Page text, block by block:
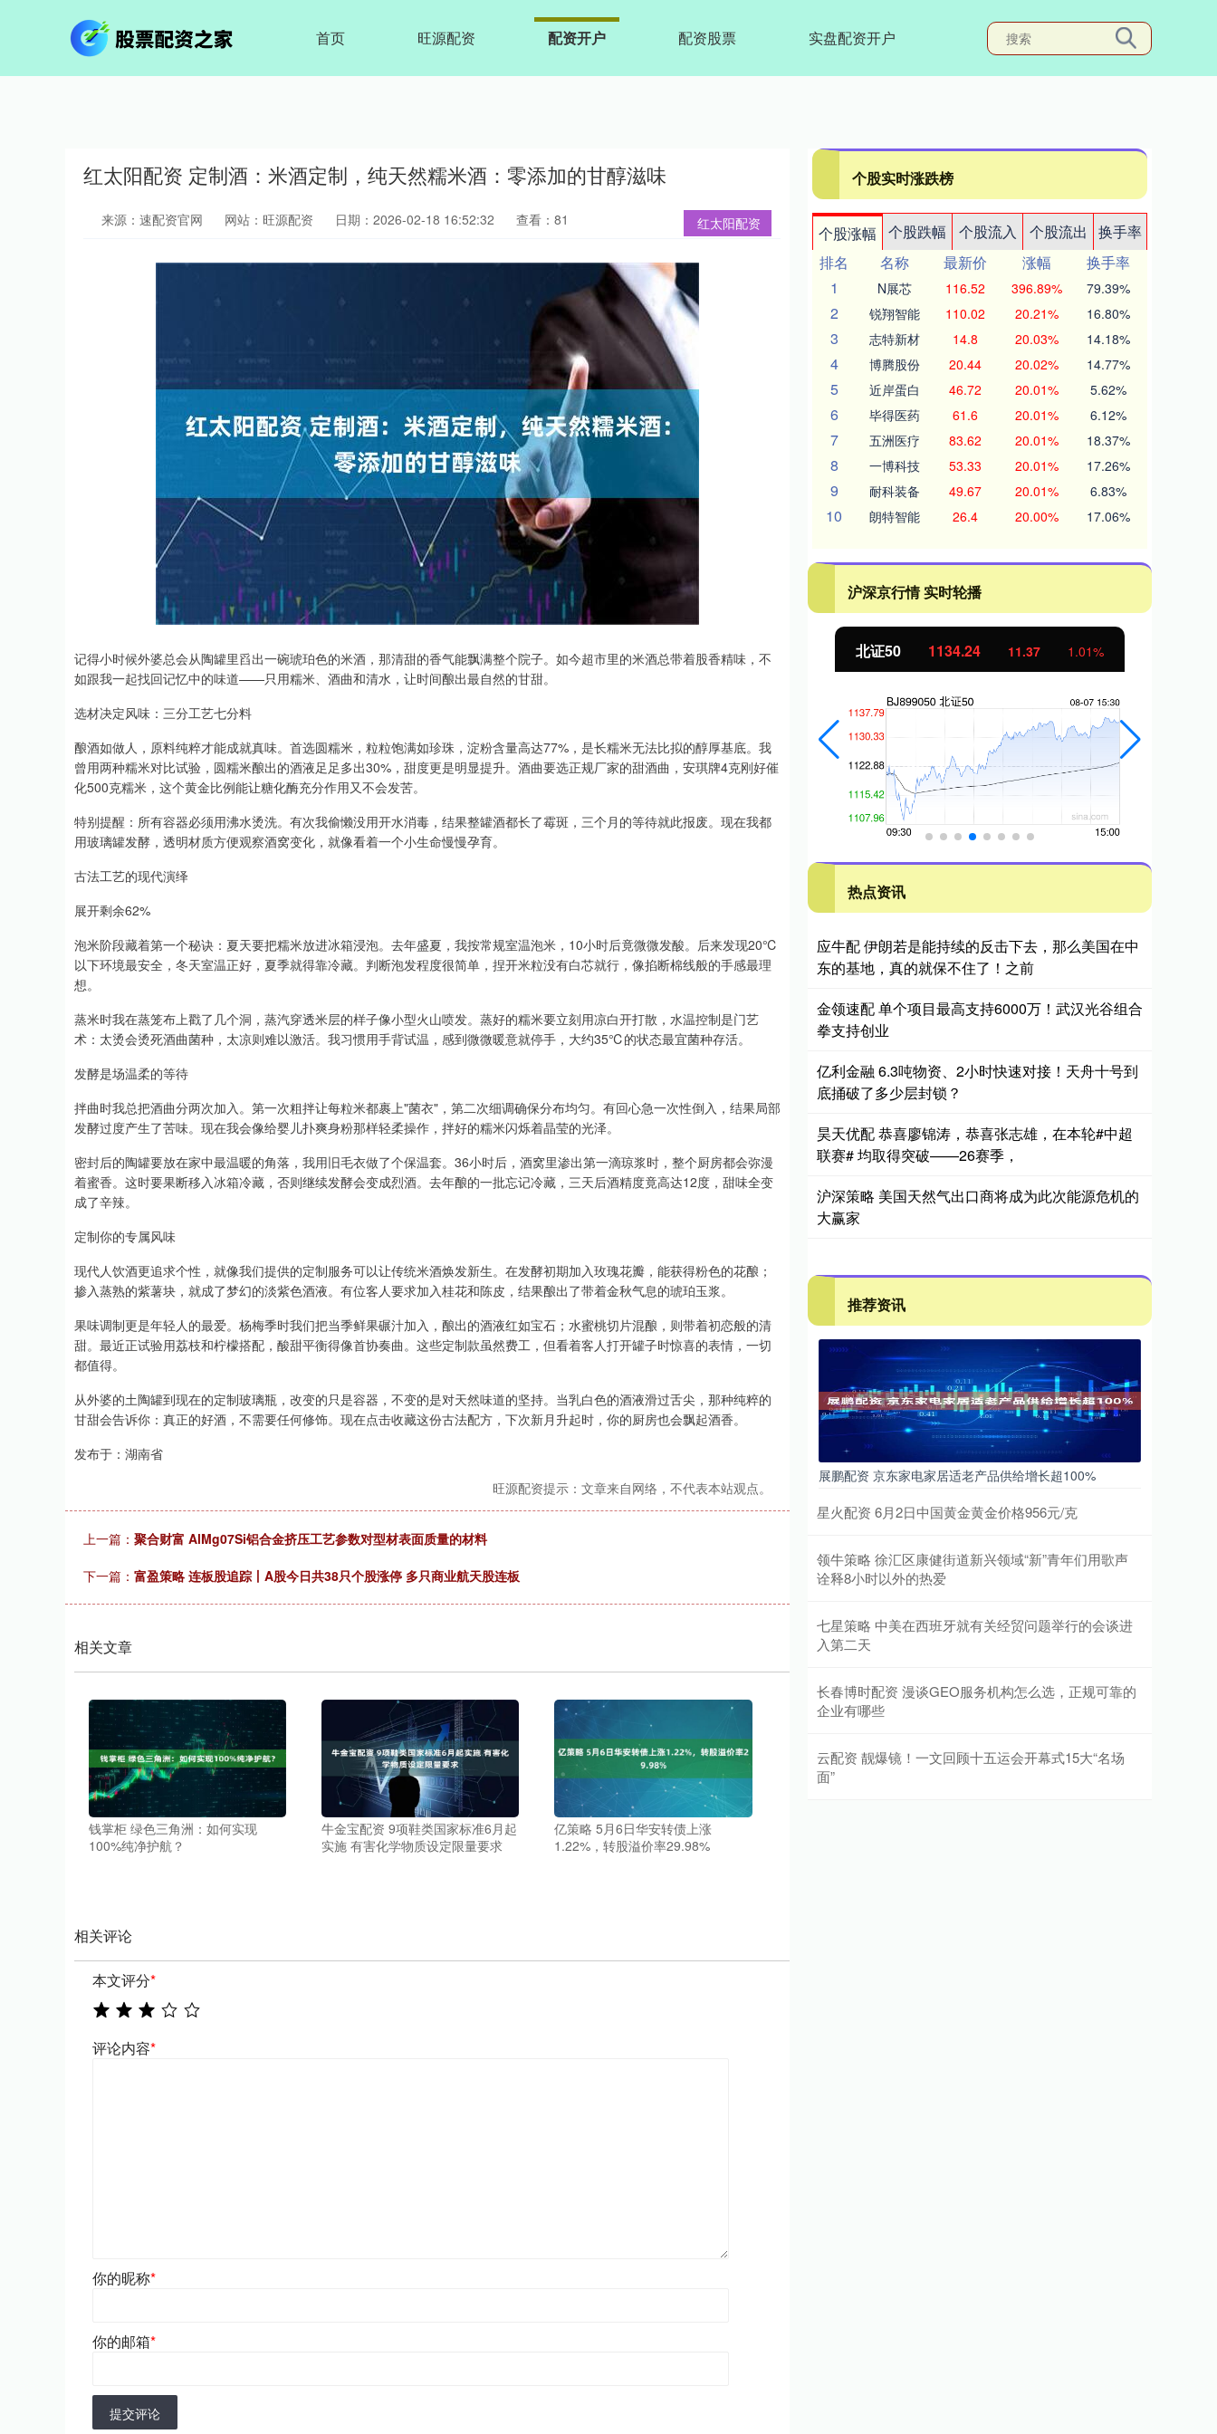
首页 旺源配资 配资开户 配资股票 实盘配资开户
红太阳配资 定制酒：米酒定制，纯天然糯米酒：零添加的甘醇滋味
红太阳配资
来源：速配资官网 网站：旺源配资 日期：2026-02-18 16:52:32 查看：81
记得小时候外婆总会从陶罐里舀出一碗琥珀色的米酒，那清甜的香气能飘满整个院子。如今超市里的米酒总带着股香精味，不
如跟我一起找回记忆中的味道——只用糯米、酒曲和清水，让时间酿出最自然的甘甜。
选材决定风味：三分工艺七分料
酿酒如做人，原料纯粹才能成就真味。首选圆糯米，粒粒饱满如珍珠，淀粉含量高达77%，是长糯米无法比拟的醇厚基底。我
曾用两种糯米对比试验，圆糯米酿出的酒液足足多出30%，甜度更是明显提升。酒曲要选正规厂家的甜酒曲，安琪牌4克刚好催
化500克糯米，这个黄金比例能让糖化酶充分作用又不会发苦。
特别提醒：所有容器必须用沸水烫洗。有次我偷懒没用开水消毒，结果整罐酒都长了霉斑，三个月的等待就此报废。现在我都
用玻璃罐发酵，透明材质方便观察酒窝变化，就像看着一个小生命慢慢孕育。
古法工艺的现代演绎
展开剩余62%
泡米阶段藏着第一个秘诀：夏天要把糯米放进冰箱浸泡。去年盛夏，我按常规室温泡米，10小时后竟微微发酸。后来发现20℃
以下环境最安全，冬天室温正好，夏季就得靠冷藏。判断泡发程度很简单，捏开米粒没有白芯就行，像掐断棉线般的手感最理
想。
蒸米时我在蒸笼布上戳了几个洞，蒸汽穿透米层的样子像小型火山喷发。蒸好的糯米要立刻用凉白开打散，水温控制是门艺
术：太烫会烫死酒曲菌种，太凉则难以激活。我习惯用手背试温，感到微微暖意就停手，大约35℃的状态最宜菌种存活。
发酵是场温柔的等待
拌曲时我总把酒曲分两次加入。第一次粗拌让每粒米都裹上"菌衣"，第二次细调确保分布均匀。有回心急一次性倒入，结果局部
发酵过度产生了苦味。现在我会像给婴儿扑爽身粉那样轻柔操作，拌好的糯米闪烁着晶莹的光泽。
密封后的陶罐要放在家中最温暖的角落，我用旧毛衣做了个保温套。36小时后，酒窝里渗出第一滴琼浆时，整个厨房都会弥漫
着蜜香。这时要果断移入冰箱冷藏，否则继续发酵会变成烈酒。去年酿的一批忘记冷藏，三天后酒精度竟高达12度，甜味全变
成了辛辣。
定制你的专属风味
现代人饮酒更追求个性，就像我们提供的定制服务可以让传统米酒焕发新生。在发酵初期加入玫瑰花瓣，能获得粉色的花酿；
掺入蒸熟的紫薯块，就成了梦幻的淡紫色酒液。有位客人要求加入桂花和陈皮，结果酿出了带着金秋气息的琥珀玉浆。
果味调制更是年轻人的最爱。杨梅季时我们把当季鲜果碾汁加入，酿出的酒液红如宝石；水蜜桃切片混酿，则带着初恋般的清
甜。最近正试验用荔枝和柠檬搭配，酸甜平衡得像首协奏曲。这些定制款虽然费工，但看着客人打开罐子时惊喜的表情，一切
都值得。
从外婆的土陶罐到现在的定制玻璃瓶，改变的只是容器，不变的是对天然味道的坚持。当乳白色的酒液滑过舌尖，那种纯粹的
甘甜会告诉你：真正的好酒，不需要任何修饰。现在点击收藏这份古法配方，下次新月升起时，你的厨房也会飘起酒香。
发布于：湖南省
旺源配资提示：文章来自网络，不代表本站观点。
上一篇： 聚合财富 AlMg07Si铝合金挤压工艺参数对型材表面质量的材料
下一篇： 富盈策略 连板股追踪丨A股今日共38只个股涨停 多只商业航天股连板
相关文章
钱掌柜 绿色三角洲：如何实现
100%纯净护航？
牛金宝配资 9项鞋类国家标准6月起
实施 有害化学物质设定限量要求
亿策略 5月6日华安转债上涨
1.22%，转股溢价率29.98%
相关评论
本文评分*
评论内容*
你的昵称*
你的邮箱*
提交评论
个股实时涨跌榜
个股涨幅 个股跌幅 个股流入 个股流出
换手率
排名
名称 最新价 涨幅
换手率
1
N展芯 116.52 396.89% 79.39%
2 锐翔智能 110.02 20.21% 16.80%
3 志特新材 14.8 20.03% 14.18%
4 博腾股份 20.44 20.02% 14.77%
5 近岸蛋白 46.72 20.01% 5.62%
6 毕得医药 61.6 20.01% 6.12%
7 五洲医疗 83.62 20.01% 18.37%
8 一博科技 53.33 20.01% 17.26%
9 耐科装备 49.67 20.01% 6.83%
10 朗特智能 26.4 20.00% 17.06%
沪深京行情 实时轮播
1.02% 深证成指 14311.01 200.89 1.42% 沪深300 4694.44 43.13 0.93% 北证50 1134.24 11.37 1.01%
热点资讯
应牛配 伊朗若是能持续的反击下去，那么美国在中
东的基地，真的就保不住了！之前
金领速配 单个项目最高支持6000万！武汉光谷组合
拳支持创业
亿利金融 6.3吨物资、2小时快速对接！天舟十号到
底捅破了多少层封锁？
昊天优配 恭喜廖锦涛，恭喜张志雄，在本轮#中超
联赛# 均取得突破——26赛季，
沪深策略 美国天然气出口商将成为此次能源危机的
大赢家
推荐资讯
展鹏配资 京东家电家居适老产品供给增长超100%
星火配资 6月2日中国黄金黄金价格956元/克
领牛策略 徐汇区康健街道新兴领域“新”青年们用歌声
诠释8小时以外的热爱
七星策略 中美在西班牙就有关经贸问题举行的会谈进
入第二天
长春博时配资 漫谈GEO服务机构怎么选，正规可靠的
企业有哪些
云配资 靓爆镜！一文回顾十五运会开幕式15大“名场
面”